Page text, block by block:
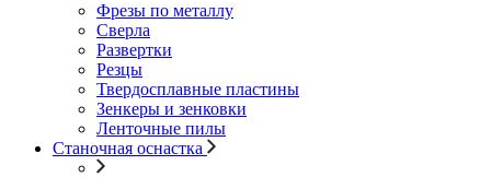
Фрезы по металлу
Сверла
Развертки
Резцы
Твердосплавные пластины
Зенкеры и зенковки
Ленточные пилы
Станочная оснастка